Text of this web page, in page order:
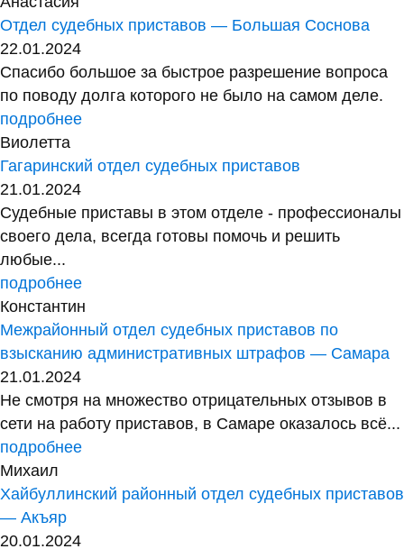
Отдел судебных приставов — Большая Соснова
22.01.2024
Спасибо большое за быстрое разрешение вопроса
по поводу долга которого не было на самом деле.
подробнее
Виолетта
Гагаринский отдел судебных приставов
21.01.2024
Судебные приставы в этом отделе - профессионалы
своего дела, всегда готовы помочь и решить
любые...
подробнее
Константин
Межрайонный отдел судебных приставов по
взысканию административных штрафов — Самара
21.01.2024
Не смотря на множество отрицательных отзывов в
сети на работу приставов, в Самаре оказалось всё...
подробнее
Михаил
Хайбуллинский районный отдел судебных приставов
— Акъяр
20.01.2024